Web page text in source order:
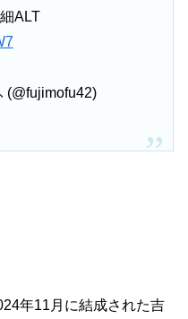
ALT
年11月に結成された吉